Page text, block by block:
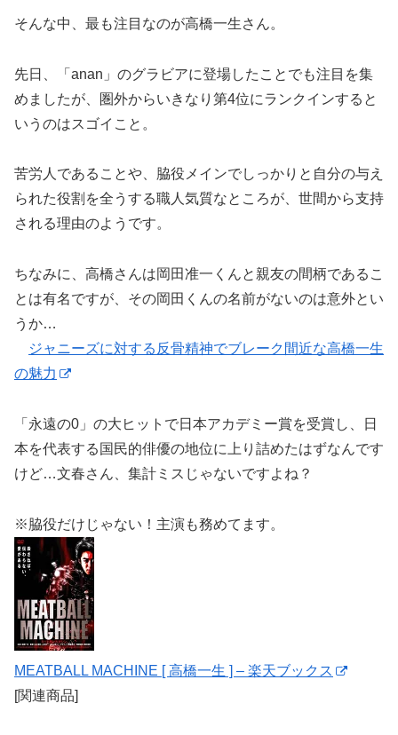
そんな中、最も注目なのが高橋一生さん。
先日、「anan」のグラビアに登場したことでも注目を集
めましたが、圏外からいきなり第4位にランクインすると
いうのはスゴイこと。
苦労人であることや、脇役メインでしっかりと自分の与え
られた役割を全うする職人気質なところが、世間から支持
される理由のようです。
ちなみに、高橋さんは岡田准一くんと親友の間柄であるこ
とは有名ですが、その岡田くんの名前がないのは意外とい
うか…
ジャニーズに対する反骨精神でブレーク間近な高橋一生
の魅力
「永遠の0」の大ヒットで日本アカデミー賞を受賞し、日
本を代表する国民的俳優の地位に上り詰めたはずなんです
けど…文春さん、集計ミスじゃないですよね？
※脇役だけじゃない！主演も務めてます。
MEATBALL MACHINE [ 高橋一生 ] – 楽天ブックス
[関連商品]